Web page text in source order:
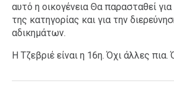
αυτό η οικογένεια Θα παρασταθεί
της κατηγορίας και για την
αδικημάτων.
Η Τζεβριέ είναι η 16η. Όχι άλλες πια.